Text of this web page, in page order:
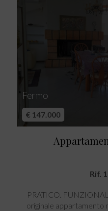
Fermo
€ 147.000
Rif.
PRATICO.
originale appartamento